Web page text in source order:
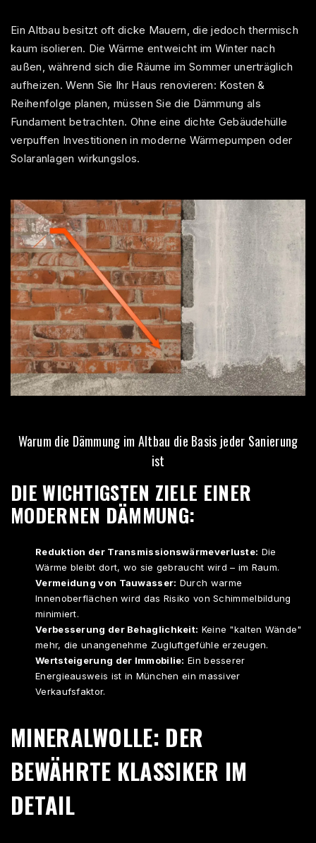
Ein Altbau besitzt oft dicke Mauern, die jedoch thermisch
kaum isolieren. Die Wärme entweicht im Winter nach
außen, während sich die Räume im Sommer unerträglich
aufheizen. Wenn Sie Ihr Haus renovieren: Kosten &
Reihenfolge planen , müssen Sie die Dämmung als
Fundament betrachten. Ohne eine dichte Gebäudehülle
verpuffen Investitionen in moderne Wärmepumpen oder
Solaranlagen wirkungslos.
Warum die Dämmung im Altbau die Basis jeder Sanierung
ist
DIE WICHTIGSTEN ZIELE EINER
MODERNEN DÄMMUNG:
Reduktion der Transmissionswärmeverluste: Die
Wärme bleibt dort, wo sie gebraucht wird – im Raum.
Vermeidung von Tauwasser: Durch warme
Innenoberflächen wird das Risiko von Schimmelbildung
minimiert.
Verbesserung der Behaglichkeit: Keine "kalten Wände"
mehr, die unangenehme Zugluftgefühle erzeugen.
Wertsteigerung der Immobilie: Ein besserer
Energieausweis ist in München ein massiver
Verkaufsfaktor.
MINERALWOLLE: DER
BEWÄHRTE KLASSIKER IM
DETAIL